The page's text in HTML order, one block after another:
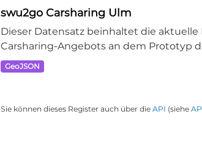
swu2go Carsharing Ulm
Dieser Datensatz beinhaltet die
Carsharing-Angebots an dem Prototyp
GeoJSON
Sie können dieses Register auch über die API (siehe